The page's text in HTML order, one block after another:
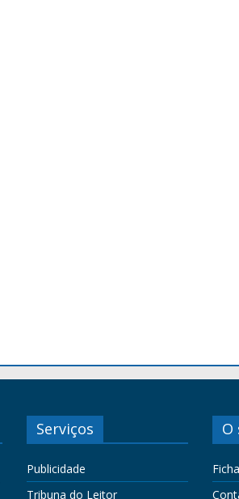
Serviços
Publicidade
Tribuna do Leitor
O